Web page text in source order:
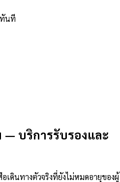
ทันที
— บริการรับรองและ
เดินทางตัวจริงที่ยังไม่หมดอายุของผู้